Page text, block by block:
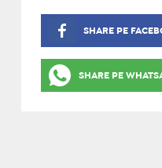
SHARE PE
SHARE PE